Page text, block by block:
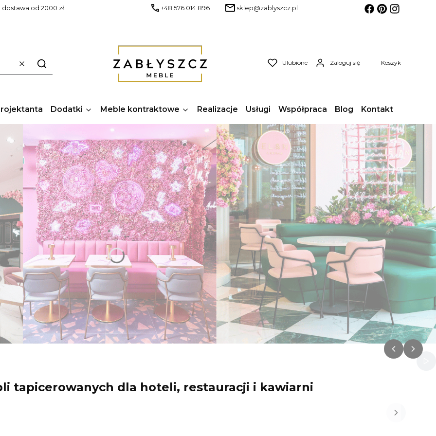
od 2000 zł +48 576 014 896 sklep@zablyszcz.pl
WyczyśćSzukaj
Ulubione Zaloguj się Produkty w
Koszyk
Dodatki Meble kontraktowe Realizacje Usługi Współpraca Blog Kontakt
tapicerowanych dla hoteli, restauracji i kawiarni